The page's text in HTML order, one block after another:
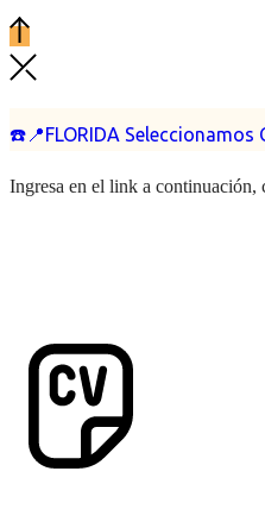
☎️📍FLORIDA Seleccionamos
Ingresa en el link a continuación,